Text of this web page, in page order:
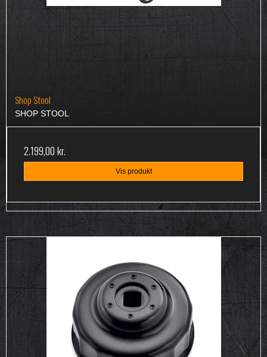
Shop Stool
SHOP STOOL
2.199,00 kr.
Vis produkt